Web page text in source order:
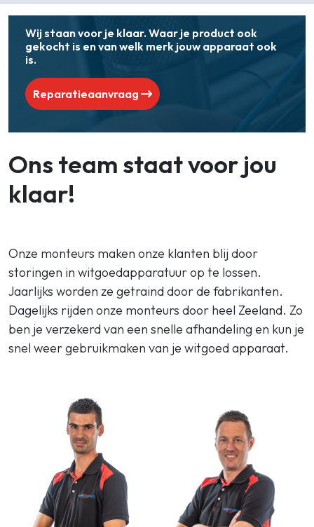
Wij staan voor je klaar. Waar je product ook
gekocht is en van welk merk jouw apparaat ook
is.
Reparatieaanvraag
Ons team staat voor jou
klaar!
Onze monteurs maken onze klanten blij door
storingen in witgoedapparatuur op te lossen.
Jaarlijks worden ze getraind door de fabrikanten.
Dagelijks rijden onze monteurs door heel Zeeland. Zo
ben je verzekerd van een snelle afhandeling en kun je
snel weer gebruikmaken van je witgoed apparaat.